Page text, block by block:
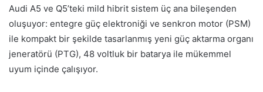
Audi A5 ve Q5’teki mild hibrit sistem üç ana bileşenden
oluşuyor: entegre güç elektroniği ve senkron motor (PSM)
ile kompakt bir şekilde tasarlanmış yeni güç aktarma organı
jeneratörü (PTG), 48 voltluk bir batarya ile mükemmel
uyum içinde çalışıyor.